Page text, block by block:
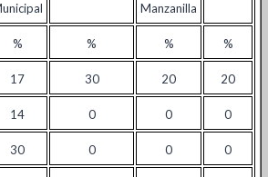
Manzanilla
% % % %
17 30 20 20
14 0 0 0
30 0 0 0